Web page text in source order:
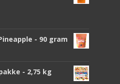
- 90 gram
- 2,75 kg